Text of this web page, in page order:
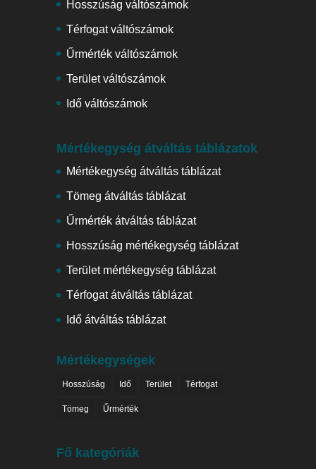
Hosszúság váltószámok
Térfogat váltószámok
Űrmérték váltószámok
Terület váltószámok
Idő váltószámok
Mértékegység átváltás táblázatok
Mértékegység átváltás táblázat
Tömeg átváltás táblázat
Űrmérték átváltás táblázat
Hosszúság mértékegység táblázat
Terület mértékegység táblázat
Térfogat átváltás táblázat
Idő átváltás táblázat
Mértékegységek
Hosszúság Idő Terület Térfogat
Tömeg Űrmérték
Fő kategóriák